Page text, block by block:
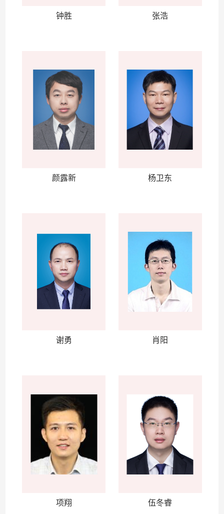
钟胜 张浩
颜露新 杨卫东
谢勇 肖阳
项翔 伍冬睿